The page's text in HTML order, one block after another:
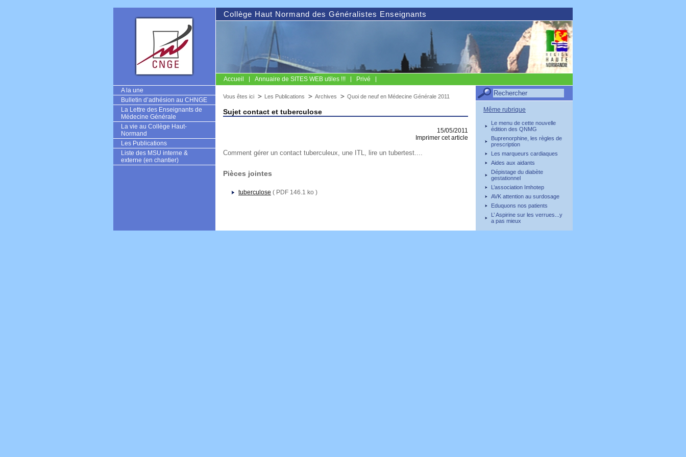
Collège Haut Normand des Généralistes Enseignants
CNGE
Accueil Annuaire de SITES WEB utiles !!!
Privé
A la une
Bulletin d’adhésion au CHNGE
La Lettre des Enseignants de
Médecine Générale
La vie au Collège Haut-
Normand
Les Publications
Liste des MSU interne &
externe (en chantier)
Vous êtes ici Les Publications Archives Quoi de neuf en Médecine Générale 2011
Sujet contact et tuberculose
15/05/2011
Imprimer cet article
Comment gérer un contact tuberculeux, une ITL, lire un tubertest....
Pièces jointes
tuberculose ( PDF 146.1 ko )
Même rubrique
Le menu de cette nouvelle
édition des QNMG
Buprenorphine, les règles de
prescription
Les marqueurs cardiaques
Aides aux aidants
Dépistage du diabète
gestationnel
L’association Imhotep
AVK attention au surdosage
Eduquons nos patients
L’ Aspirine sur les verrues...y
a pas mieux